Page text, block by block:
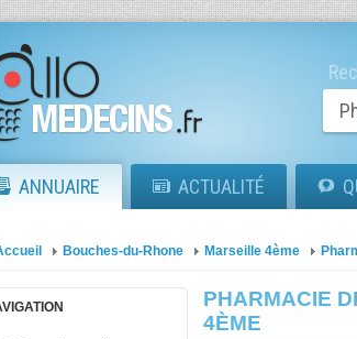
ANNUAIRE ACTUALITÉ
Bouches-du-Rhone Marseille 4ème
PHARMACIE
4ÈME